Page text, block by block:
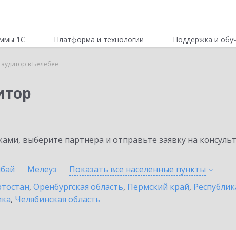
1С Платформа и технологии Поддержка и
аудитор в Белебее
выберите партнёра и отправьте заявку на
Мелеуз Показать все населенные пункты
, Оренбургская область, Пермский край,
, Челябинская область